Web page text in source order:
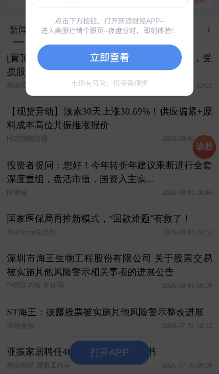
新闻 股市汇
3214
关联 资料 资金 研
[置顶] ST海王维权征集，专业律师团队待命，受
损股民抱团取暖，速登记
新浪股民维权 2026-07-30 23:02
【现货异动】溴素30天上涨30.69%！供应偏紧+原
料成本高位共振推涨报价
同花顺期货通 2026-08-06 17:43
投资者提问：您好！今年转折年建议果断进行全套
深度重组，盘活市值，国资入主实...
问董秘 2026-08-03 20:46
国家医保局再推新模式，“回款难题”有救了！
MedTrend医趋势 2026-08-03 14:53
深圳市海王生物工程股份有限公司 关于股票交易
被实施其他风险警示相关事项的进展公告
中国证券报-中证网 2026-08-01 00:00
ST海王：披露股票被实施其他风险警示整改进展
滚动播报 2026-07-31 18:12
亚振家居聘任40岁田野为董事会秘书
新浪财经-鹰眼工作室 2026-07-30 00:00
诊股
打开APP